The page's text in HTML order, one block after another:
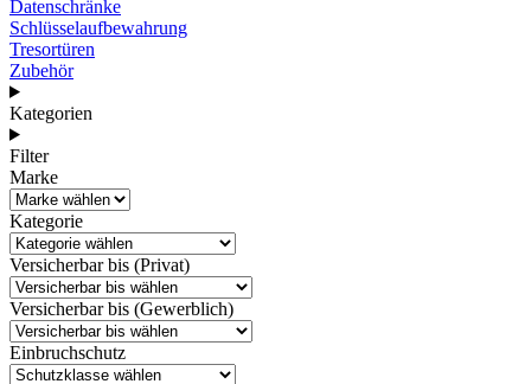
Datenschränke
Schlüsselaufbewahrung
Tresortüren
Zubehör
Kategorien
Filter
Marke
Kategorie
Versicherbar bis (Privat)
Versicherbar bis (Gewerblich)
Einbruchschutz